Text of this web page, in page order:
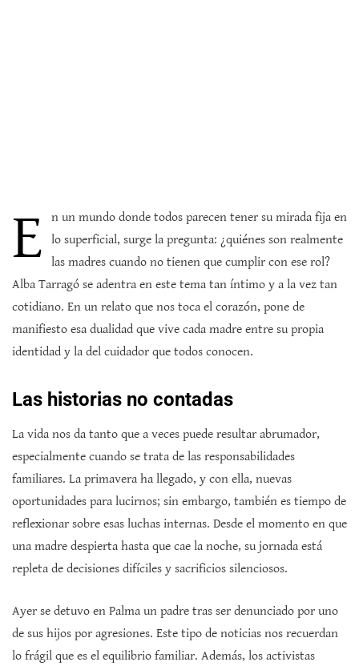
E
n un mundo donde todos parecen tener su mirada fija en
lo superficial, surge la pregunta: ¿quiénes son realmente
las madres cuando no tienen que cumplir con ese rol?
Alba Tarragó se adentra en este tema tan íntimo y a la vez tan
cotidiano. En un relato que nos toca el corazón, pone de
manifiesto esa dualidad que vive cada madre entre su propia
identidad y la del cuidador que todos conocen.
Las historias no contadas
La vida nos da tanto que a veces puede resultar abrumador,
especialmente cuando se trata de las responsabilidades
familiares. La primavera ha llegado, y con ella, nuevas
oportunidades para lucirnos; sin embargo, también es tiempo de
reflexionar sobre esas luchas internas. Desde el momento en que
una madre despierta hasta que cae la noche, su jornada está
repleta de decisiones difíciles y sacrificios silenciosos.
Ayer se detuvo en Palma un padre tras ser denunciado por uno
de sus hijos por agresiones. Este tipo de noticias nos recuerdan
lo frágil que es el equilibrio familiar. Además, los activistas